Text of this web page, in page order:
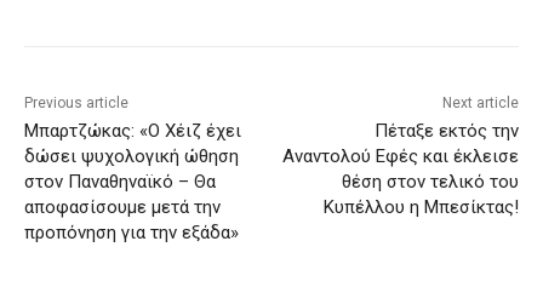
Previous article
Μπαρτζώκας: «Ο Χέιζ έχει
δώσει ψυχολογική ώθηση
στον Παναθηναϊκό – Θα
αποφασίσουμε μετά την
προπόνηση για την εξάδα»
Next article
Πέταξε εκτός την
Αναντολού Εφές και έκλεισε
θέση στον τελικό του
Κυπέλλου η Μπεσίκτας!